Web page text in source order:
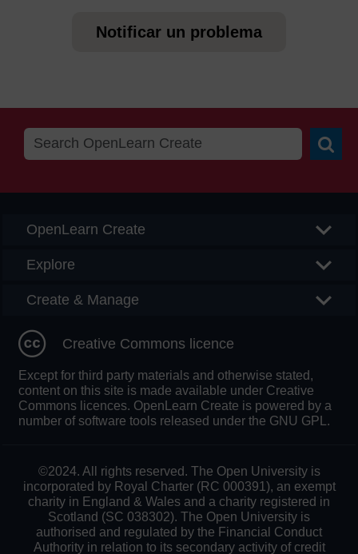
Notificar un problema
OpenLearn Create
Explore
Create & Manage
Creative Commons licence
Except for third party materials and otherwise stated,
content on this site is made available under Creative
Commons licences. OpenLearn Create is powered by a
number of software tools released under the GNU GPL.
©2024. All rights reserved. The Open University is
incorporated by Royal Charter (RC 000391), an exempt
charity in England & Wales and a charity registered in
Scotland (SC 038302). The Open University is
authorised and regulated by the Financial Conduct
Authority in relation to its secondary activity of credit